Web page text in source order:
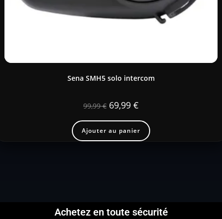
Sena SMH5 solo intercom
99,99€ 69,99 €
Ajouter au panier
Achetez en toute sécurité